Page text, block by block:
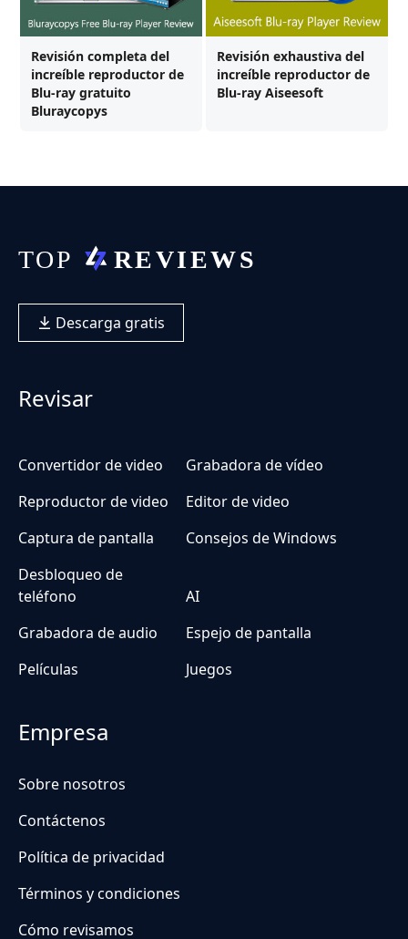
Revisión completa del
increíble reproductor de
Blu-ray gratuito
Bluraycopys
Revisión exhaustiva del
increíble reproductor de
Blu-ray Aiseesoft
Descarga gratis
Revisar
Convertidor de video
Grabadora de vídeo
Reproductor de video
Editor de video
Captura de pantalla
Consejos de Windows
Desbloqueo de
teléfono
AI
Grabadora de audio
Espejo de pantalla
Películas
Juegos
Empresa
Sobre nosotros
Contáctenos
Política de privacidad
Términos y condiciones
Cómo revisamos